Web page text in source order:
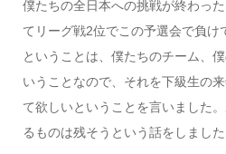
僕たちの全日本への挑戦が終わっ
てリーグ戦2位でこの予選会で負け
ということは、僕たちのチーム、
いうことなので、それを下級生の
て欲しいということを言いました
るものは残そうという話をしました